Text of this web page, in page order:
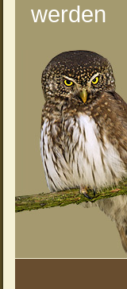
werden